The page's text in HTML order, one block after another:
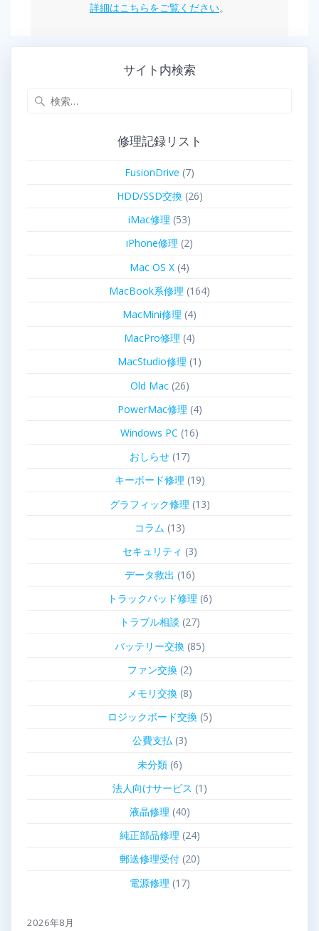
詳細はこちらをご覧ください。
サイト内検索
修理記録リスト
FusionDrive (7)
HDD/SSD交換(26)
iMac修理 (53)
iPhone修理 (2)
Mac OS X (4)
MacBook系修理 (164)
MacMini修理 (4)
MacPro修理 (4)
MacStudio修理 (1)
Old Mac(26)
PowerMac修理 (4)
Windows PC (16)
おしらせ(17)
キーボード修理 (19)
グラフィック修理 (13)
コラム (13)
セキュリティ (3)
データ救出 (16)
トラックパッド修理 (6)
トラブル相談 (27)
バッテリー交換(85)
ファン交換(2)
メモリ交換(8)
ロジックボード交換(5)
公費支払(3)
未分類(6)
法人向けサービス (1)
液晶修理 (40)
純正部品修理 (24)
郵送修理受付(20)
電源修理 (17)
2026年8月